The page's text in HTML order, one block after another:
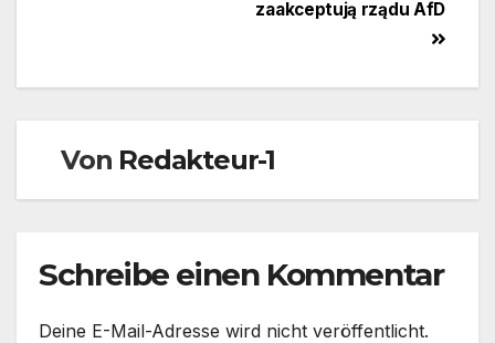
zaakceptują rządu AfD
Von Redakteur-1
Schreibe einen Kommentar
Deine E-Mail-Adresse wird nicht veröffentlicht.